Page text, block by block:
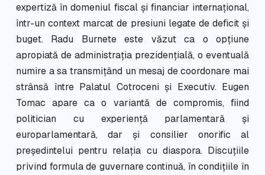
expertiză în domeniul fiscal și financiar internațional,
într-un context marcat de presiuni legate de deficit și
buget. Radu Burnete este văzut ca o opțiune
apropiată de administrația prezidențială, o eventuală
numire a sa transmițând un mesaj de coordonare mai
strânsă între Palatul Cotroceni și Executiv. Eugen
Tomac apare ca o variantă de compromis, fiind
politician cu experiență parlamentară și
europarlamentară, dar și consilier onorific al
președintelui pentru relația cu diaspora. Discuțiile
privind formula de guvernare continuă, în condițiile în